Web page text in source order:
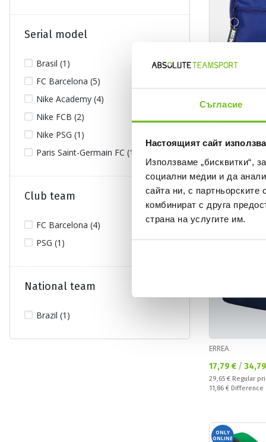
Съгласие
Настоящият сайт
Използваме „бисквитки“,
социални медии и да
сайта ни, с
комбинират с друга
страна на услугите им.
Serial model
Brasil (1)
FC Barcelona (5)
Nike Academy (4)
Nike FCB (2)
Nike PSG (1)
Paris Saint-Germain FC (1)
Club team
FC Barcelona (4)
PSG (1)
National team
Brazil (1)
Backpack
Текуща цена:
26,84 €/
Спестявате:
8,95 €Difference
ONLY
ONLINE
OFFER
ERREA
Текуща цена:
17,79 € /
Regular price:
29,65 € Regular
Спестявате:
11,86 € Difference
ONLY
ONLINE